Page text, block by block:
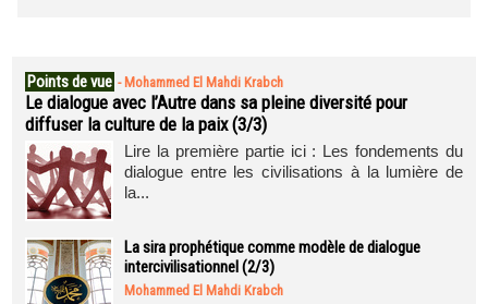
Points de vue - Mohammed El Mahdi Krabch
Le dialogue avec l’Autre dans sa pleine diversité pour
diffuser la culture de la paix (3/3)
Lire la première partie ici : Les fondements du
dialogue entre les civilisations à la lumière de
la...
La sira prophétique comme modèle de dialogue
intercivilisationnel (2/3)
Mohammed El Mahdi Krabch